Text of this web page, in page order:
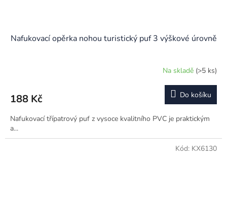
Nafukovací opěrka nohou turistický puf 3 výškové úrovně
Na skladě (>5 ks)
188 Kč Do košíku
Nafukovací třípatrový puf z vysoce kvalitního PVC je praktickým
a...
Kód: KX6130